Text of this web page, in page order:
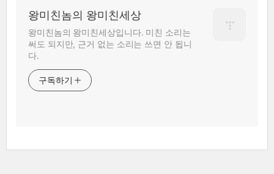
왕미친놈의 왕미친세상
왕미친놈의 왕미친세상입니다. 미친 소리는
써도 되지만, 근거 없는 소리는 쓰면 안 됩니
다.
구독하기